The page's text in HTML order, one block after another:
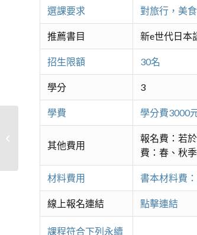
選課要求 對旅行，美
推薦書目 新e世代日本
招生限額 30名
學分 3
學費 學分費3000
其他費用
報名費：若
費：春、秋
材料費用 書本材料費
線上報名連結 點擊連結
課程符合下列永續